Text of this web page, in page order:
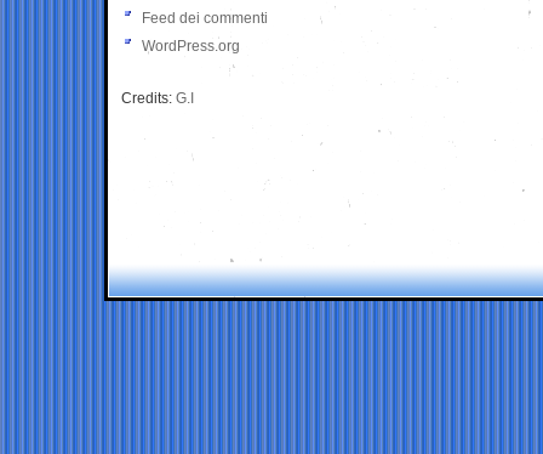
Feed dei commenti
WordPress.org
Credits: G.I